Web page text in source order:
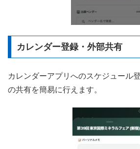
カレンダー登録・外部共有
カレンダーアプリへのスケジュール
の共有を簡易に行えます。